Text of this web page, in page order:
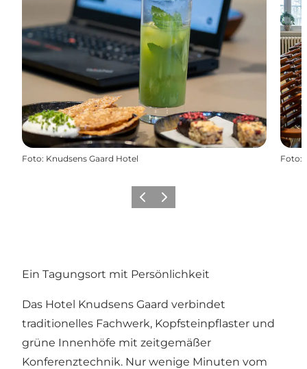
Foto: Knudsens Gaard Hotel Foto:
ZurückWeiter
Ein Tagungsort mit Persönlichkeit
Das Hotel Knudsens Gaard verbindet
traditionelles Fachwerk, Kopfsteinpflaster und
grüne Innenhöfe mit zeitgemäßer
Konferenztechnik. Nur wenige Minuten vom